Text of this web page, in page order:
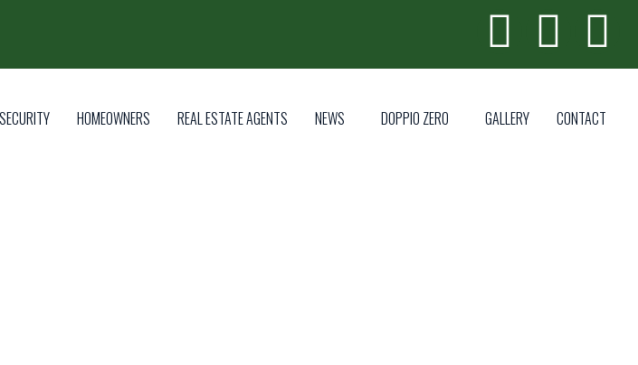
SECURITY HOMEOWNERS REAL ESTATE AGENTS NEWS DOPPIO ZERO GALLERY CONTACT